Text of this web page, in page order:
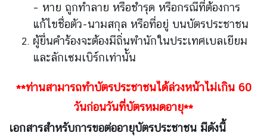
ว
ส
ร
ร
– หาย ถูกทำลาย หรือชำรุด หรือกรณีที่ต้องการ
แก้ไขชื่อตัว-นามสกุล หรือที่อยู่ บนบัตรประชาชน
ผู้ยื่นคำร้องจะต้องมีถิ่นพำนักในประเทศเบลเยียม
และลักเซมเบิร์กเท่านั้น
**ท่านสามารถทำบัตรประชาชนได้ล่วงหน้าไม่เกิน 60
วันก่อนวันที่บัตรหมดอายุ**
เอกสารสำหรับการขอต่ออายุบัตรประชาชน มีดังนี้